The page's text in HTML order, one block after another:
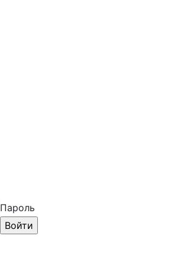
Пароль